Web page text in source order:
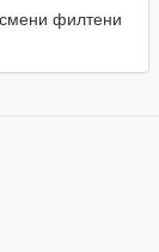
филтени